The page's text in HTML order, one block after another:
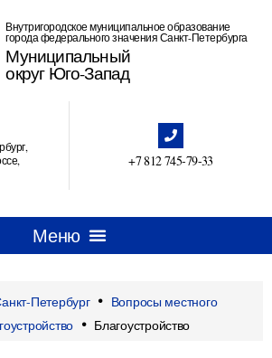
Внутригородское муниципальное образование
города федерального значения Санкт-Петербурга
Муниципальный
округ Юго-Запад
+7 812 745‑79-33
Петербург• Вопросы местного
• Благоустройство